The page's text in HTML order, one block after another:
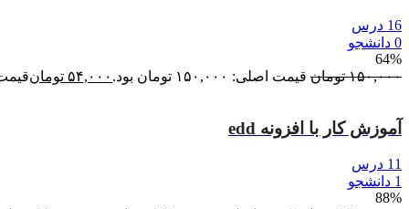
16 درس
0 دانشجو
64%
۱۵۰,۰۰۰ تومان قیمت اصلی: ۱۵۰,۰۰۰ تومان بود. ۵۴,۰۰۰ تومانقیمت
آموزش کار با افزونه edd
11 درس
1 دانشجو
88%